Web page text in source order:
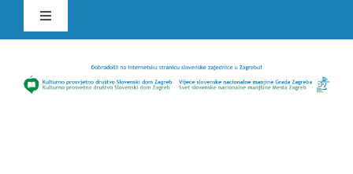
content
Toggle
Navigation